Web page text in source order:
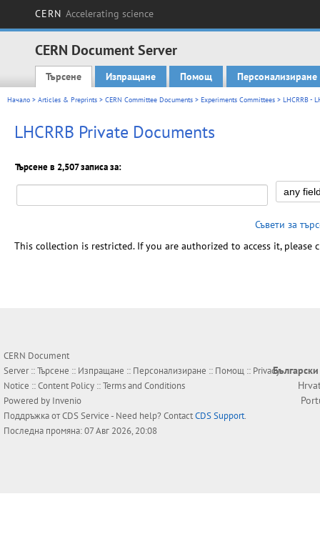
CERN Accelerating science
CERN Document Server
Main menu
Търсене Изпращане Помощ Персонализиране
Начало > Articles & Preprints > CERN Committee Documents > Experiments Committees > LHCRRB -
LHCRRB Private Documents
Търсене в 2,507 записа за:
Съвети за
This collection is restricted. If you are authorized to access it, please
CERN Document
Server ::Търсене :: Изпращане :: Персонализиране :: Помощ :: Privacy
Notice ::Content Policy ::Terms and Conditions
Powered by Invenio
Поддръжка отCDS Service- Need help? ContactCDS Support.
Последна промяна: 07 Авг 2026, 20:08
Български